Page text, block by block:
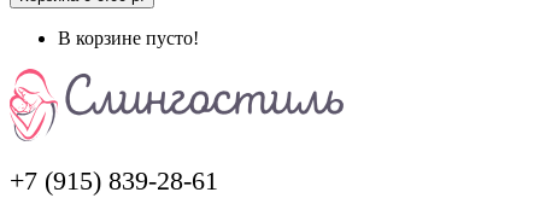
В корзине пусто!
+7 (915) 839-28-61